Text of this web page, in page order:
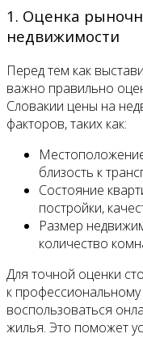
1. Оценка
недвижимости
Перед тем как
важно правильно
Словакии цены на
факторов, таких как:
близость к
Состояние
постройки,
Размер
количество
Для точной оценки
к
воспользоваться
жилья. Это поможет